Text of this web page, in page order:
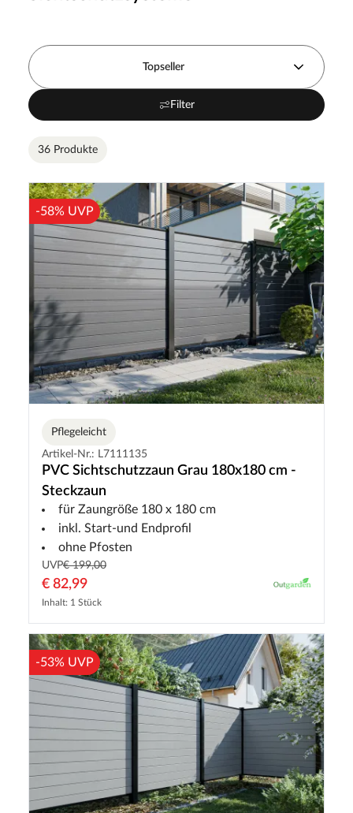
Topseller
Filter
36 Produkte
-58% UVP
Pflegeleicht
Artikel-Nr.: L7111135
PVC Sichtschutzzaun Grau 180x180 cm -
Steckzaun
für Zaungröße 180 x 180 cm
inkl. Start-und Endprofil
ohne Pfosten
UVP€ 199,00
€ 82,99
Inhalt: 1 Stück
-53% UVP